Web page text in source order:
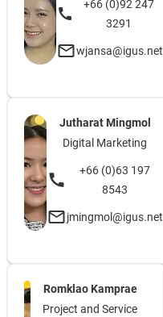
+66 (0)92 247
3291
wjansa@igus.net
Jutharat Mingmol
Digital Marketing
+66 (0)63 197
8543
jmingmol@igus.net
Romklao Kamprae
Project and Service